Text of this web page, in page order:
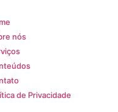
nós
de Privacidade